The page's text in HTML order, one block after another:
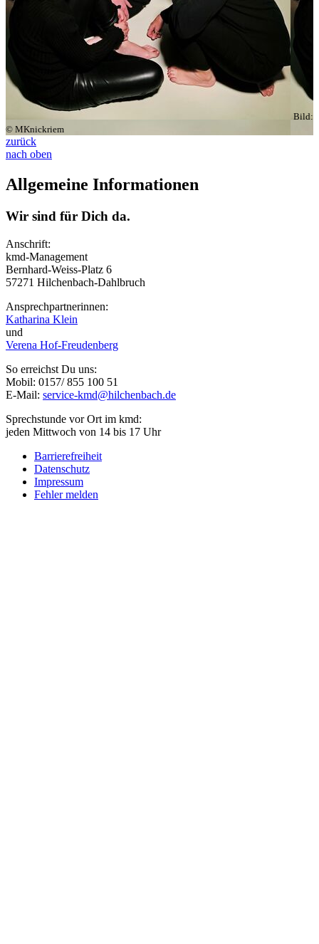
Bild:
© MKnickriem
zurück
nach oben
Allgemeine Informationen
Wir sind für Dich da.
Anschrift:
kmd-Management
Bernhard-Weiss-Platz 6
57271 Hilchenbach-Dahlbruch
Ansprechpartnerinnen:
Katharina Klein
und
Verena Hof-Freudenberg
So erreichst Du uns:
Mobil: 0157/ 855 100 51
E-Mail: service-kmd@hilchenbach.de
Sprechstunde vor Ort im kmd:
jeden Mittwoch von 14 bis 17 Uhr
Barrierefreiheit
Datenschutz
Impressum
Fehler melden